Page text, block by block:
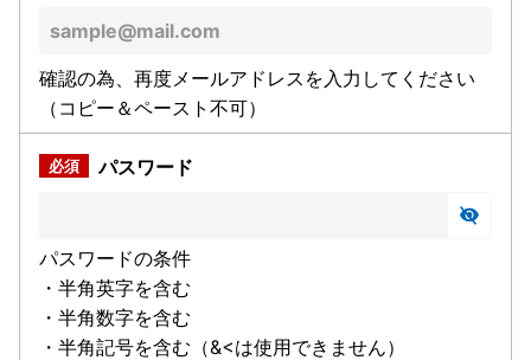
確認の為、再度メールアドレスを入力してください
（コピー＆ペースト不可）
パスワード
パスワードの条件
・半角英字を含む
・半角数字を含む
・半角記号を含む（&<は使用できません）